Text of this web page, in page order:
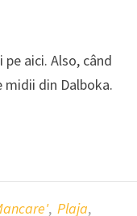
aici. Also, când
din Dalboka.
, Plaja,